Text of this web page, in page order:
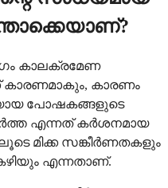
കാലക്രമേണ
കാരണം
പോഷകങ്ങളുടെ
എന്നത് കർശനമായ
മിക്ക സങ്കീർണതകളും
എന്നതാണ്.